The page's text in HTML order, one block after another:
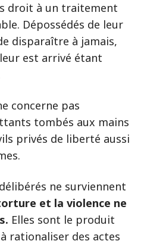
droit à un traitement
Dépossédés de leur
disparaître à jamais,
est arrivé étant
concerne pas
tombés aux mains
privés de liberté aussi
ne surviennent
et la violence ne
Elles sont le produit
rationaliser des actes